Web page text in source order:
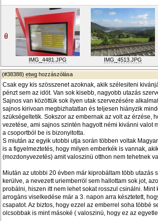
IMG_4481.JPG IMG_4513.JPG
(#38388) etwg hozzászólása
Csak egy kis szösszenet azoknak, akik szélesiteni
pénzt sem az idöt. Van sok kisebb, nagyobb utazás
Sajnos van közöttük sok ilyen utak szervezésére
sajnos kirivoan megbizhatatlan és teljesen hiányzik
szükségeltetik. Sokszor az embernak az volt az érzése,
vezetése, ami sajnos szintén hagyott némi kivánni valot
a csoportból be is bizonyitotta.
S miután az egyik utobbi utja során többen voltak
is a figyelmeztetés, hogy milyen emberkék is vannak,
(mozdonyvezetés) amit valoszinü otthon nem tehetnek
Miután az utobbi 20 évben már kiprobáltam több utazás
kerülve, a nevezett uriemberröl sem hallottam sok jot,
probálni, hiszen itt nem lehet sokat rosszul csinálni.
arrogáns viselkedése már a 3. napon arra késztetett,
csapatot. Az biztos, hogy ezzel az emberrel soha többé
olcsobbak is mint másoké ( valoszinü, hogy ez az